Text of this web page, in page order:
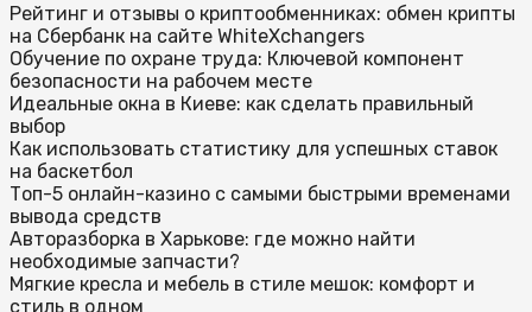
Рейтинг и отзывы о криптообменниках: обмен крипты
на Сбербанк на сайте WhiteXchangers
Обучение по охране труда: Ключевой компонент
безопасности на рабочем месте
Идеальные окна в Киеве: как сделать правильный
выбор
Как использовать статистику для успешных ставок
на баскетбол
Топ-5 онлайн-казино с самыми быстрыми временами
вывода средств
Авторазборка в Харькове: где можно найти
необходимые запчасти?
Мягкие кресла и мебель в стиле мешок: комфорт и
стиль в одном